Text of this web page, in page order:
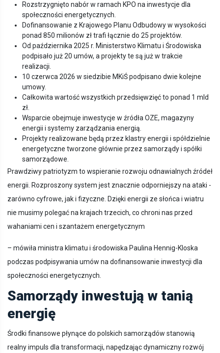
Rozstrzygnięto nabór w ramach KPO na inwestycje dla
społeczności energetycznych.
Dofinansowanie z Krajowego Planu Odbudowy w wysokości
ponad 850 milionów zł trafi łącznie do 25 projektów.
Od października 2025 r. Ministerstwo Klimatu i Środowiska
podpisało już 20 umów, a projekty te są już w trakcie
realizacji.
10 czerwca 2026 w siedzibie MKiŚ podpisano dwie kolejne
umowy.
Całkowita wartość wszystkich przedsięwzięć to ponad 1 mld
zł.
Wsparcie obejmuje inwestycje w źródła OZE, magazyny
energii i systemy zarządzania energią.
Projekty realizowane będą przez klastry energii i spółdzielnie
energetyczne tworzone głównie przez samorządy i spółki
samorządowe.
Prawdziwy patriotyzm to wspieranie rozwoju odnawialnych źródeł
energii. Rozproszony system jest znacznie odporniejszy na ataki -
zarówno cyfrowe, jak i fizyczne. Dzięki energii ze słońca i wiatru
nie musimy polegać na krajach trzecich, co chroni nas przed
wahaniami cen i szantażem energetycznym
– mówiła ministra klimatu i środowiska Paulina Hennig-Kloska
podczas podpisywania umów na dofinansowanie inwestycji dla
społeczności energetycznych.
Samorządy inwestują w tanią
energię
Środki finansowe płynące do polskich samorządów stanowią
realny impuls dla transformacji, napędzając dynamiczny rozwój